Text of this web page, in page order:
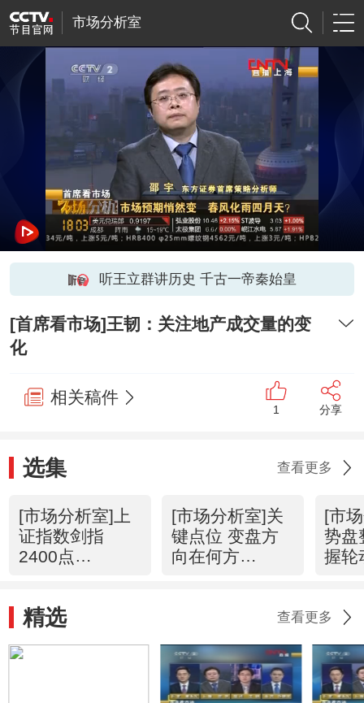
市场分析室
听王立群讲历史 千古一帝秦始皇
[首席看市场]王韧：关注地产成交量的变
化
相关稿件
1 分享
选集 查看更多
[市场分析室]上
证指数剑指
2400点
[市场分析室]关
键点位 变盘方
向在何方
[市
势盘
握轮
精选 查看更多